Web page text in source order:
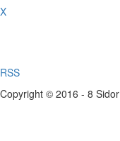
X
RSS
Copyright © 2016 - 8 Sidor